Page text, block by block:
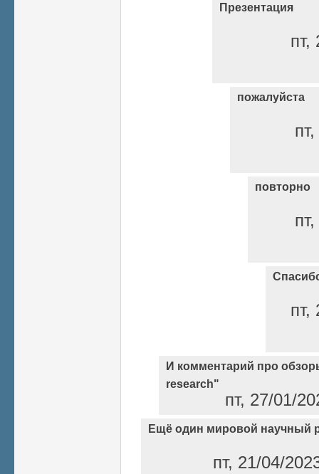
Презентация
пт,
пожалуйста
повторно
пт,
И комментарий про
research"
пт, 27/01/
Ещё один мировой научный
пт, 21/04/